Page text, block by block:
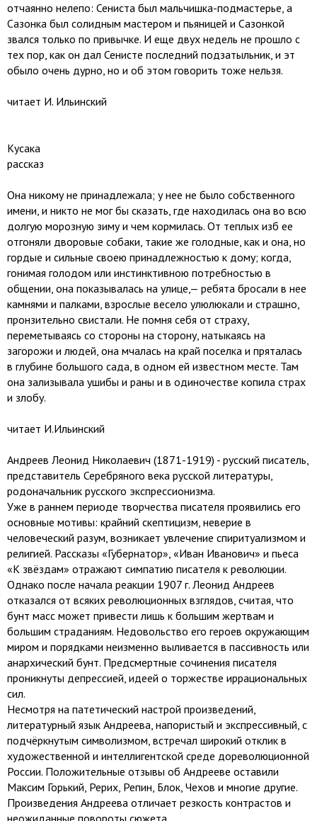
отчаянно нелепо: Сениста был мальчишка-подмастерье, а
Сазонка был солидным мастером и пьяницей и Сазонкой
звался только по привычке. И еще двух недель не прошло с
тех пор, как он дал Сенисте последний подзатыльник, и эт
обыло очень дурно, но и об этом говорить тоже нельзя.
читает И. Ильинский
Кусака
рассказ
Она никому не принадлежала; у нее не было собственного
имени, и никто не мог бы сказать, где находилась она во всю
долгую морозную зиму и чем кормилась. От теплых изб ее
отгоняли дворовые собаки, такие же голодные, как и она, но
гордые и сильные своею принадлежностью к дому; когда,
гонимая голодом или инстинктивною потребностью в
общении, она показывалась на улице,— ребята бросали в нее
камнями и палками, взрослые весело улюлюкали и страшно,
пронзительно свистали. Не помня себя от страху,
переметываясь со стороны на сторону, натыкаясь на
загорожи и людей, она мчалась на край поселка и пряталась
в глубине большого сада, в одном ей известном месте. Там
она зализывала ушибы и раны и в одиночестве копила страх
и злобу.
читает И.Ильинский
Андреев Леонид Николаевич (1871-1919) - русский писатель,
представитель Серебряного века русской литературы,
родоначальник русского экспрессионизма.
Уже в раннем периоде творчества писателя проявились его
основные мотивы: крайний скептицизм, неверие в
человеческий разум, возникает увлечение спиритуализмом и
религией. Рассказы «Губернатор», «Иван Иванович» и пьеса
«К звёздам» отражают симпатию писателя к революции.
Однако после начала реакции 1907 г. Леонид Андреев
отказался от всяких революционных взглядов, считая, что
бунт масс может привести лишь к большим жертвам и
большим страданиям. Недовольство его героев окружающим
миром и порядками неизменно выливается в пассивность или
анархический бунт. Предсмертные сочинения писателя
проникнуты депрессией, идеей о торжестве иррациональных
сил.
Несмотря на патетический настрой произведений,
литературный язык Андреева, напористый и экспрессивный, с
подчёркнутым символизмом, встречал широкий отклик в
художественной и интеллигентской среде дореволюционной
России. Положительные отзывы об Андрееве оставили
Максим Горький, Рерих, Репин, Блок, Чехов и многие другие.
Произведения Андреева отличает резкость контрастов и
неожиданные повороты сюжета.